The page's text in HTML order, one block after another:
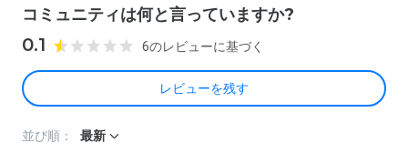
コミュニティは何と言っていますか?
0.1 6のレビューに基づく
レビューを残す
並び順： 最新